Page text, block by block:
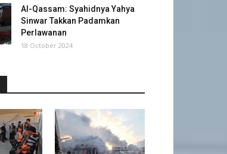
Al-Qassam: Syahidnya Yahya
Sinwar Takkan Padamkan
Perlawanan
18 October 2024